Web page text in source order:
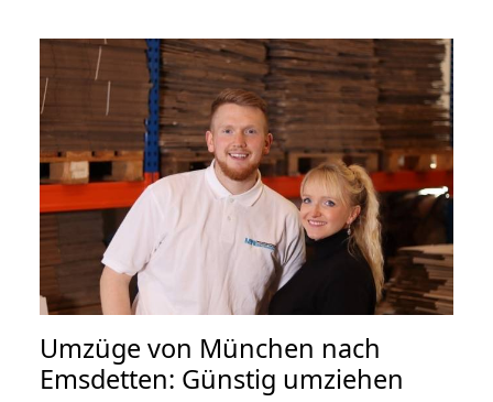
Umzüge von München nach
Emsdetten: Günstig umziehen